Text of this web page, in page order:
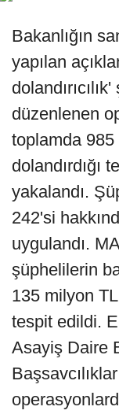
Bakanlığın
yapılan
düzenlenen
toplamda
dolandırdığı
yakalandı.
242'si
uygulandı.
şüphelilerin
135 milyon
tespit edildi.
Asayiş Daire